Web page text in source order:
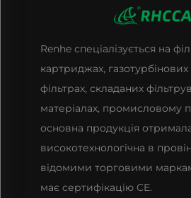
Renhe спеціалізується на
картриджах, газотурбінових
фільтрах, складаних
матеріалах, промисловому
основна продукція
високотехнологічна в
відомими торговими
має сертифікацію CE.